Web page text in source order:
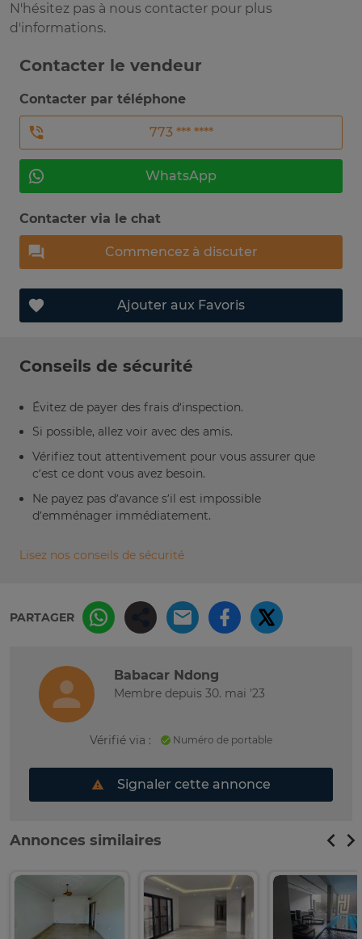
N'hésitez pas à nous contacter pour plus
d'informations.
Contacter le vendeur
Contacter par téléphone
773 *** ****
WhatsApp
Contacter via le chat
Commencez à discuter
Ajouter aux Favoris
Conseils de sécurité
Évitez de payer des frais d’inspection.
Si possible, allez voir avec des amis.
Vérifiez tout attentivement pour vous assurer que
c’est ce dont vous avez besoin.
Ne payez pas d’avance s’il est impossible
d’emménager immédiatement.
Lisez nos conseils de sécurité
PARTAGER
Babacar Ndong
Membre depuis 30. mai '23
Vérifié via : Numéro de portable
Signaler cette annonce
Annonces similaires